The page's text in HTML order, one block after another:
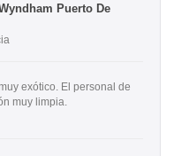
Puerto De
exótico. El personal de
muy limpia.